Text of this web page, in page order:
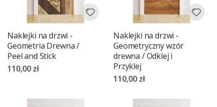
Naklejki na drzwi -
Geometria Drewna /
Peel and Stick
110,00 zł
Naklejki na drzwi -
Geometryczny wzór
drewna / Odklej i
Przyklej
110,00 zł